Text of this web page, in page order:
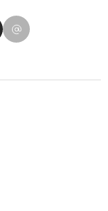
Pinterest
su WhatsApp
Condividi su Email